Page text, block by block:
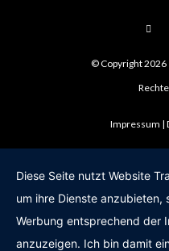
© Copyright 2026
Impressum
Diese Seite nutzt Website
um ihre Dienste
Werbung entsprechend der
anzuzeigen. Ich bin damit